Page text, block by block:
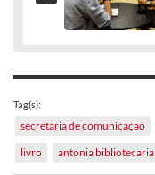
Tag(s):
secretaria de comunicação
livro
antonia bibliotecaria